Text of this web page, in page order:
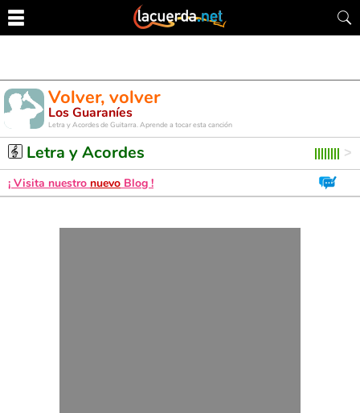
Volver, volver
Los Guaraníes
Letra y Acordes de Guitarra. Aprende a tocar esta canción
Letra y Acordes
¡ Visita nuestro nuevo Blog !